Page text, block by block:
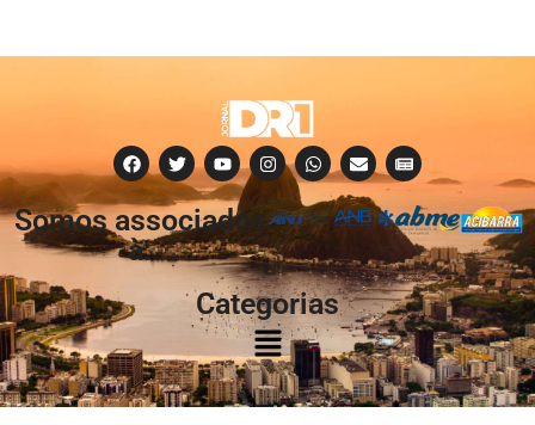
Somos associados
à:
Categorias